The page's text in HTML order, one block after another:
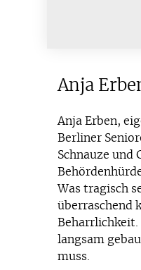
Anja
Anja Erben,
Berliner
Schnauze und
Was tragisch
überraschend
Beharrlichkeit.
langsam
muss.